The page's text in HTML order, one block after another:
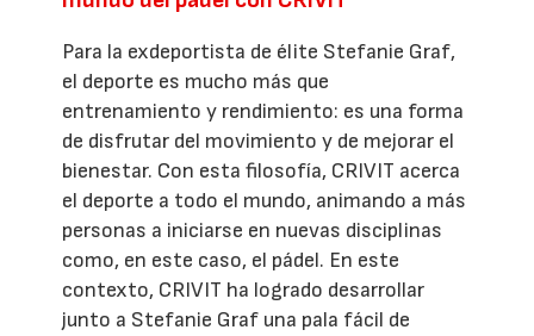
Para la exdeportista de élite Stefanie Graf,
el deporte es mucho más que
entrenamiento y rendimiento: es una forma
de disfrutar del movimiento y de mejorar el
bienestar. Con esta filosofía, CRIVIT acerca
el deporte a todo el mundo, animando a más
personas a iniciarse en nuevas disciplinas
como, en este caso, el pádel. En este
contexto, CRIVIT ha logrado desarrollar
junto a Stefanie Graf una pala fácil de